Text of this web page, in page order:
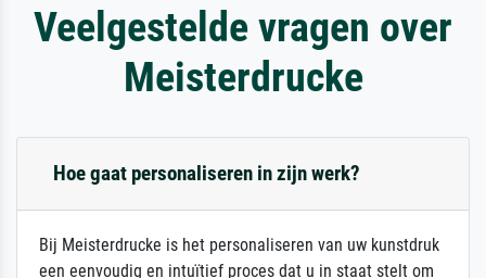
Veelgestelde vragen over
Meisterdrucke
Hoe gaat personaliseren in zijn werk?
Bij Meisterdrucke is het personaliseren van uw kunstdruk
een eenvoudig en intuïtief proces dat u in staat stelt om